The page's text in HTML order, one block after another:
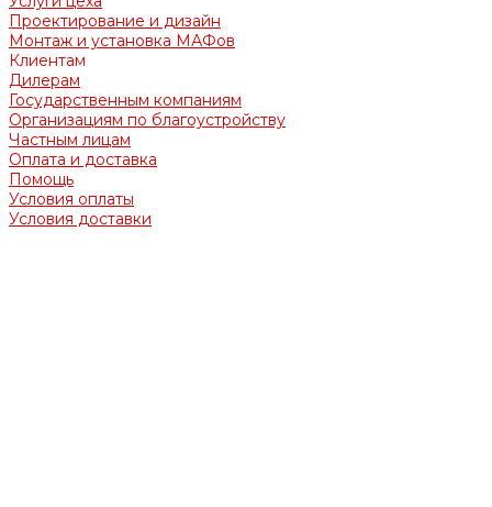
Проектирование и дизайн
Монтаж и установка МАФов
Клиентам
Дилерам
Государственным компаниям
Организациям по благоустройству
Частным лицам
Оплата и доставка
Помощь
Условия оплаты
Условия доставки